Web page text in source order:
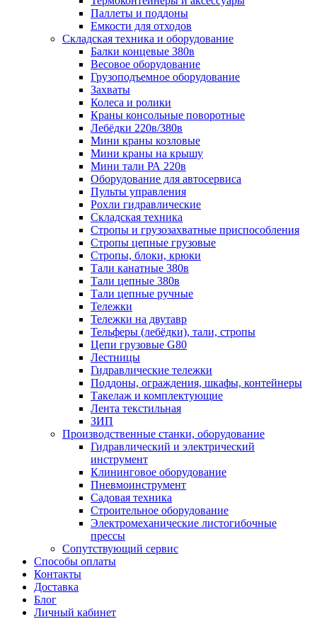
Паллеты и поддоны
Емкости для отходов
Складская техника и оборудование
Балки концевые 380в
Весовое оборудование
Грузоподъемное оборудование
Захваты
Колеса и ролики
Краны консольные поворотные
Лебёдки 220в/380в
Мини краны козловые
Мини краны на крышу
Мини тали РА 220в
Оборудование для автосервиса
Пульты управления
Рохли гидравлические
Складская техника
Стропы и грузозахватные приспособления
Стропы цепные грузовые
Стропы, блоки, крюки
Тали канатные 380в
Тали цепные 380в
Тали цепные ручные
Тележки
Тележки на двутавр
Тельферы (лебёдки), тали, стропы
Цепи грузовые G80
Лестницы
Гидравлические тележки
Поддоны, ограждения, шкафы, контейнеры
Такелаж и комплектующие
Лента текстильная
ЗИП
Производственные станки, оборудование
Гидравлический и электрический
инструмент
Клининговое оборудование
Пневмоинструмент
Садовая техника
Строительное оборудование
Электромеханические листогибочные
прессы
Сопутствующий сервис
Способы оплаты
Контакты
Доставка
Блог
Личный кабинет